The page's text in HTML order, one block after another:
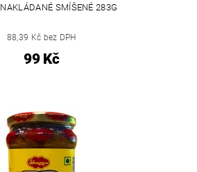
SMÍŠENÉ 283G
88,39 Kč bez DPH
99 Kč